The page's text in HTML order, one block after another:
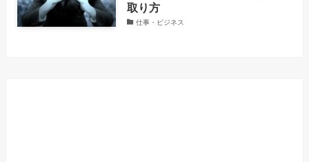
取り方
仕事・ビジネス